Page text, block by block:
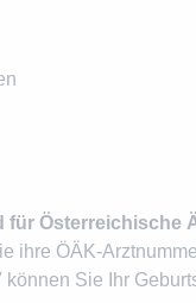
für Österreichische
ihre ÖÄK-
können Sie Ihr